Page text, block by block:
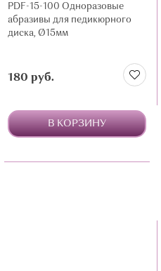
PDF-15-100 Одноразовые
абразивы для педикюрного
диска, Ø15мм
180 руб.
В КОРЗИНУ